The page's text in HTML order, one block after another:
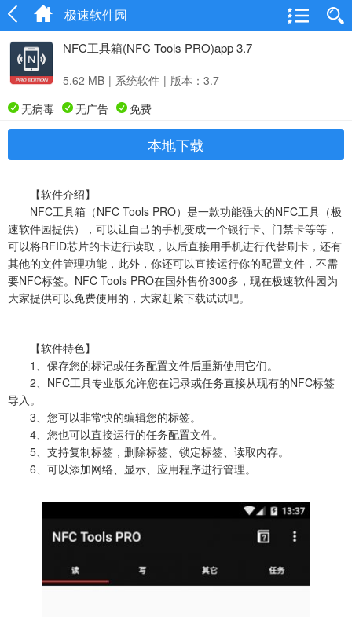
极速软件园
NFC工具箱(NFC Tools PRO)app 3.7
5.62 MB | 系统软件 | 版本：3.7
无病毒
无广告 免费
本地下载
【软件介绍】
NFC工具箱（NFC Tools PRO）是一款功能强大的NFC工具（极
速软件园提供），可以让自己的手机变成一个银行卡、门禁卡等等，
可以将RFID芯片的卡进行读取，以后直接用手机进行代替刷卡，还有
其他的文件管理功能，此外，你还可以直接运行你的配置文件，不需
要NFC标签。NFC Tools PRO在国外售价300多，现在极速软件园为
大家提供可以免费使用的，大家赶紧下载试试吧。
【软件特色】
1、保存您的标记或任务配置文件后重新使用它们。
2、NFC工具专业版允许您在记录或任务直接从现有的NFC标签
导入。
3、您可以非常快的编辑您的标签。
4、您也可以直接运行的任务配置文件。
5、支持复制标签，删除标签、锁定标签、读取内存。
6、可以添加网络、显示、应用程序进行管理。